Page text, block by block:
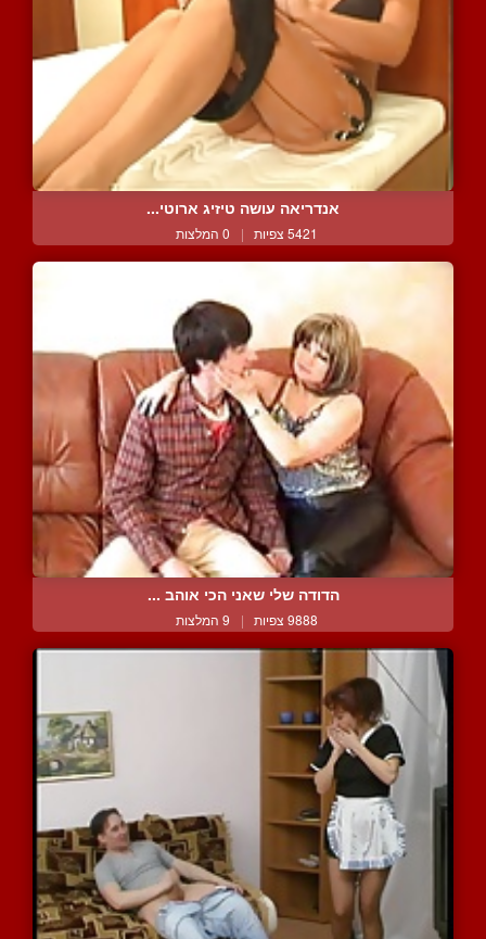
אנדריאה עושה טיזיג ארוטי...
5421 צפיות | 0 המלצות
הדודה שלי שאני הכי אוהב ...
9888 צפיות | 9 המלצות